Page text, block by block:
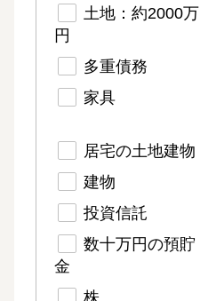
土地：約2000万
円
多重債務
家具
居宅の土地建物
建物
投資信託
数十万円の預貯
金